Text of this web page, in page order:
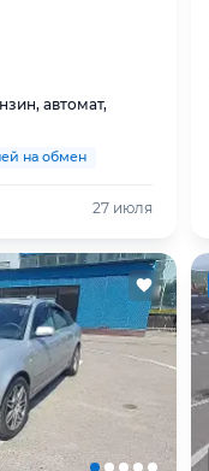
автомат,
на обмен
27 июля